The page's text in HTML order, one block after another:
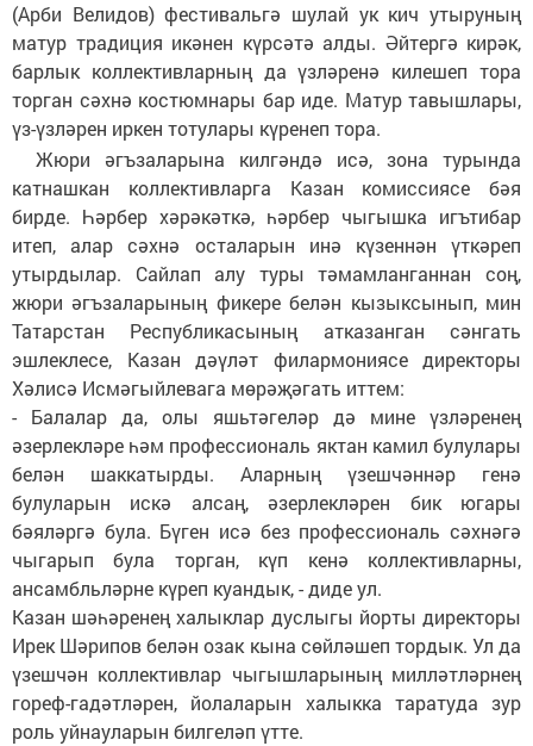
(Арби Велидов) фестивальгә шулай ук кич утыруның
матур традиция икәнен күрсәтә алды. Әйтергә кирәк,
барлык коллективларның да үзләренә килешеп тора
торган сәхнә костюмнары бар иде. Матур тавышлары,
үз-үзләрен иркен тотулары күренеп тора.
Жюри әгъзаларына килгәндә исә, зона турында
катнашкан коллективларга Казан комиссиясе бәя
бирде. Һәрбер хәрәкәткә, һәрбер чыгышка игътибар
итеп, алар сәхнә осталарын инә күзеннән үткәреп
утырдылар. Сайлап алу туры тәмамланганнан соң,
жюри әгъзаларының фикере белән кызыксынып, мин
Татарстан Республикасының атказанган сәнгать
эшлеклесе, Казан дәүләт филармониясе директоры
Хәлисә Исмәгыйлевага мөрәҗәгать иттем:
- Балалар да, олы яшьтәгеләр дә мине үзләренең
әзерлекләре һәм профессиональ яктан камил булулары
белән шаккатырды. Аларның үзешчәннәр генә
булуларын искә алсаң, әзерлекләрен бик югары
бәяләргә була. Бүген исә без профессиональ сәхнәгә
чыгарып була торган, күп кенә коллективларны,
ансамбльләрне күреп куандык, - диде ул.
Казан шәһәренең халыклар дуслыгы йорты директоры
Ирек Шәрипов белән озак кына сөйләшеп тордык. Ул да
үзешчән коллективлар чыгышларының милләтләрнең
гореф-гадәтләрен, йолаларын халыкка таратуда зур
роль уйнауларын билгеләп үтте.